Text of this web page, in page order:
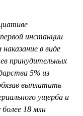
инстанции
в виде
принудительных
5% из
выплатить
ущерба и
18 млн